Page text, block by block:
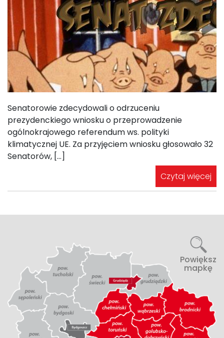
Senatorowie zdecydowali o odrzuceniu
prezydenckiego wniosku o przeprowadzenie
ogólnokrajowego referendum ws. polityki
klimatycznej UE. Za przyjęciem wniosku głosowało 32
Senatorów, […]
Czytaj więcej
Powiększ
mapkę